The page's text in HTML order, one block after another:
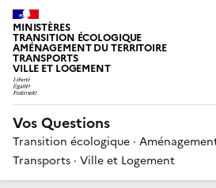
MINISTÈRES
TRANSITION ÉCOLOGIQUE
AMÉNAGEMENT DU TERRITOIRE
TRANSPORTS
VILLE ET LOGEMENT
Vos Questions
Transition écologique ·
Transports · Ville et Logement